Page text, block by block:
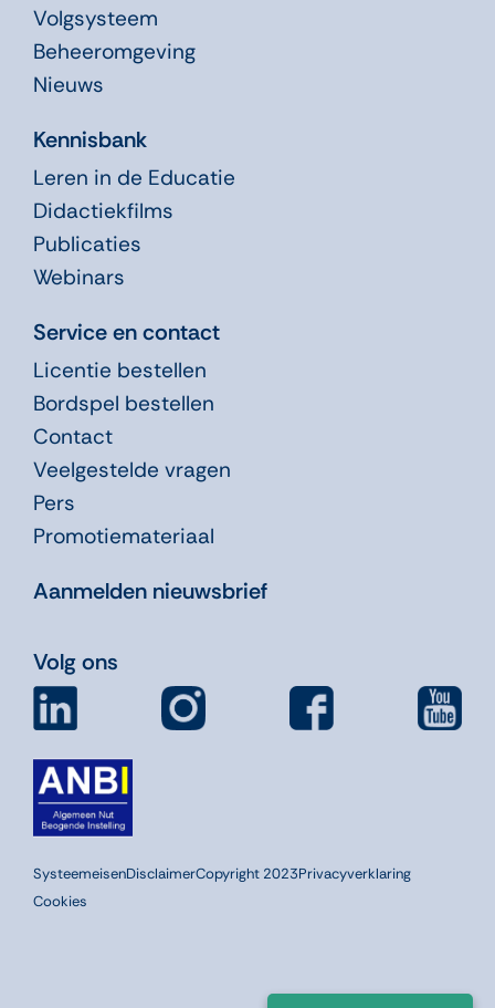
Volgsysteem
Beheeromgeving
Nieuws
Kennisbank
Leren in de Educatie
Didactiekfilms
Publicaties
Webinars
Service en contact
Licentie bestellen
Bordspel bestellen
Contact
Veelgestelde vragen
Pers
Promotiemateriaal
Aanmelden nieuwsbrief
Volg ons
SysteemeisenDisclaimerCopyright 2023Privacyverklaring
Cookies